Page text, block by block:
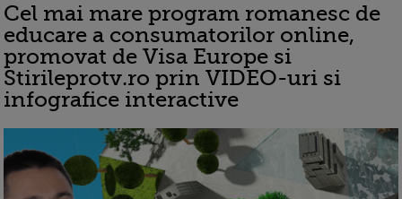
Cel mai mare program romanesc de
educare a consumatorilor online,
promovat de Visa Europe si
Stirileprotv.ro prin VIDEO-uri si
infografice interactive